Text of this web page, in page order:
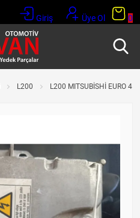
Giriş Üye Ol 0
L200 L200 MITSUBİSHİ EURO 4